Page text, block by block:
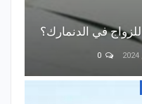
في الدنمارك؟
0